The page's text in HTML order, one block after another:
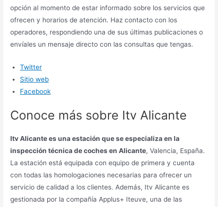
opción al momento de estar informado sobre los servicios que
ofrecen y horarios de atención. Haz contacto con los
operadores, respondiendo una de sus últimas publicaciones o
envíales un mensaje directo con las consultas que tengas.
Twitter
Sitio web
Facebook
Conoce más sobre Itv Alicante
Itv Alicante es una estación que se especializa en la
inspección técnica de coches en Alicante, Valencia, España.
La estación está equipada con equipo de primera y cuenta
con todas las homologaciones necesarias para ofrecer un
servicio de calidad a los clientes. Además, Itv Alicante es
gestionada por la compañía Applus+ Iteuve, una de las